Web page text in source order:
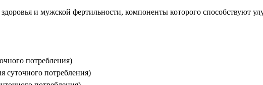
и мужской фертильности, компоненты которого способствуют
потребления)
суточного потребления)